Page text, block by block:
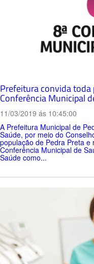
Prefeitura convida toda
Conferência Municipal
11/03/2019 ás 10:45:00
A Prefeitura Municipal de
Saúde, por meio do
população de Pedra Preta e
Conferência Municipal de
Saúde como...